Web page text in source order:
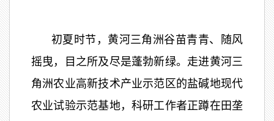
初夏时节，黄河三角洲谷苗青青、随风
摇曳，目之所及尽是蓬勃新绿。走进黄河三
角洲农业高新技术产业示范区的盐碱地现代
农业试验示范基地，科研工作者正蹲在田垄